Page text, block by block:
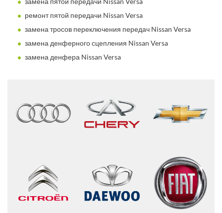
ремонт пятой передачи Nissan Versa
замена тросов переключения передач Nissan Versa
замена денферного сцепления Nissan Versa
замена денфера Nissan Versa